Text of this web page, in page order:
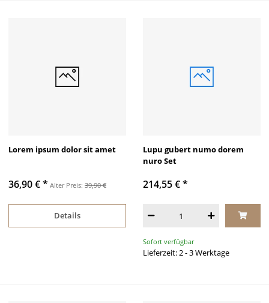
Lorem ipsum dolor sit amet
36,90 €* Alter Preis: 39,90 €
Details
Lupu gubert numo dorem
nuro Set
214,55 €*
Sofort verfügbar
Lieferzeit: 2 - 3 Werktage